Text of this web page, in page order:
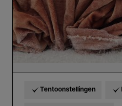
Tentoonstellingen